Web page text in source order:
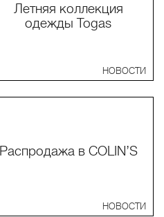
Летняя коллекция
одежды Togas
НОВОСТИ
Распродажа в COLIN’S
НОВОСТИ